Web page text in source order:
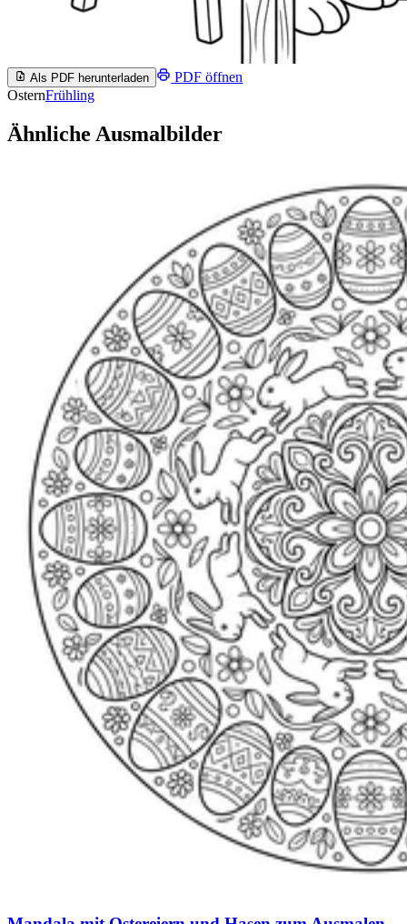
Als PDF herunterladen
PDF öffnen
OsternFrühling
Ähnliche Ausmalbilder